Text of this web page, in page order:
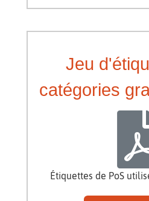
Jeu
catégories
Étiquettes de PoS